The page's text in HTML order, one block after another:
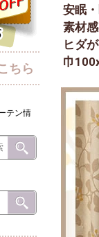
ちら
テン情
安眠
素材
ヒダ
巾